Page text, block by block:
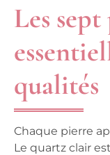
Les
qualités
Chaque pierre
Le quartz clair